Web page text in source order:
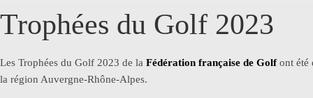
Trophées du Golf 2023
Les Trophées du Golf 2023 de la Fédération française de Golfont été
la région Auvergne-Rhône-Alpes.